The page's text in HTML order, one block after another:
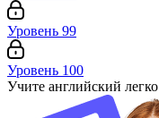
Уровень 99
Уровень 100
Учите английский легко